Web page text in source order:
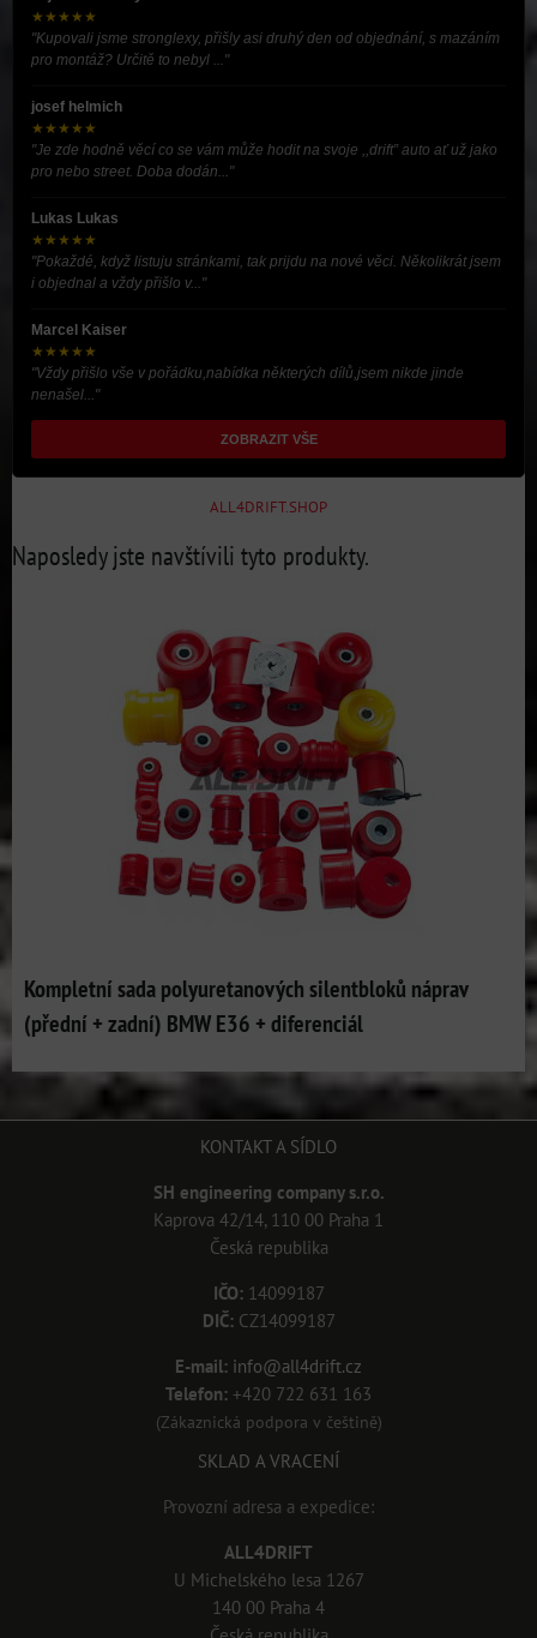
★★★★★
"Kupovali jsme stronglexy, přišly asi druhý den od objednání, s mazáním
pro montáž? Určitě to nebyl ..."
josef helmich
★★★★★
"Je zde hodně věcí co se vám může hodit na svoje ,,drift” auto ať už jako
pro nebo street. Doba dodán..."
Lukas Lukas
★★★★★
"Pokaždé, když listuju stránkami, tak prijdu na nové věci. Několikrát jsem
i objednal a vždy přišlo v..."
Marcel Kaiser
★★★★★
"Vždy přišlo vše v pořádku,nabídka některých dílů,jsem nikde jinde
nenašel..."
ZOBRAZIT VŠE
ALL4DRIFT.SHOP
Naposledy jste navštívili tyto produkty.
Kompletní sada polyuretanových silentbloků náprav
(přední + zadní) BMW E36 + diferenciál
KONTAKT A SÍDLO
SH engineering company s.r.o.
Kaprova 42/14, 110 00 Praha 1
Česká republika
IČO:14099187
DIČ:CZ14099187
E-mail: info@all4drift.cz
Telefon: +420 722 631 163
(Zákaznická podpora v češtině)
SKLAD A VRACENÍ
Provozní adresa a expedice:
ALL4DRIFT
U Michelského lesa 1267
140 00 Praha 4